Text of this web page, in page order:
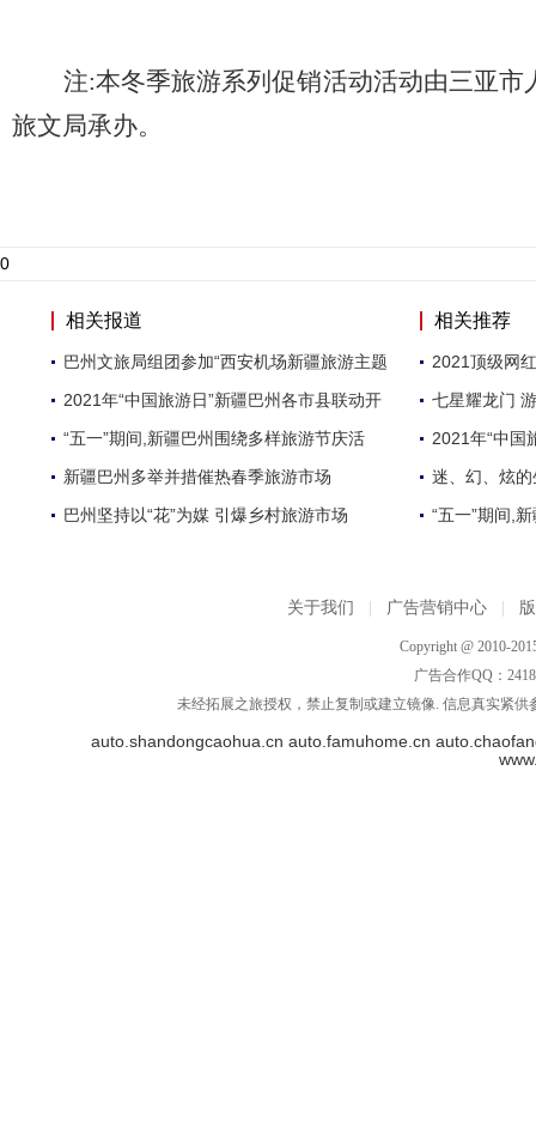
注:本冬季旅游系列促销活动活动由三亚市
旅文局承办。
0
相关报道
巴州文旅局组团参加“西安机场新疆旅游主题
2021年“中国旅游日”新疆巴州各市县联动开
“五一”期间,新疆巴州围绕多样旅游节庆活
新疆巴州多举并措催热春季旅游市场
巴州坚持以“花”为媒 引爆乡村旅游市场
相关推荐
2021顶级网
七星耀龙门
2021年“中国
迷、幻、炫
“五一”期间,
关于我们 广告营销中心
Copyright @ 2010-
广告合作QQ：
未经拓展之旅授权，禁止复制或建立镜像. 信息真实紧
auto.shandongcaohua.cn auto.famuhome.cn